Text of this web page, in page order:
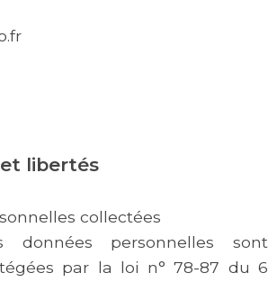
libertés
collectées
données personnelles sont
par la loi n° 78-87 du 6